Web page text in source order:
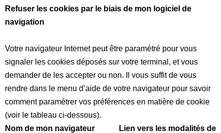
Refuser les cookies par le biais de mon logiciel de
navigation
Votre navigateur Internet peut être paramétré pour vous
signaler les cookies déposés sur votre terminal, et vous
demander de les accepter ou non. Il vous suffit de vous
rendre dans le menu d’aide de votre navigateur pour savoir
comment paramétrer vos préférences en matière de cookie
(voir le tableau ci-dessous).
Nom de mon navigateur
Lien vers les modalités de